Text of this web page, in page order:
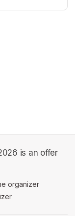
is an offer
organizer